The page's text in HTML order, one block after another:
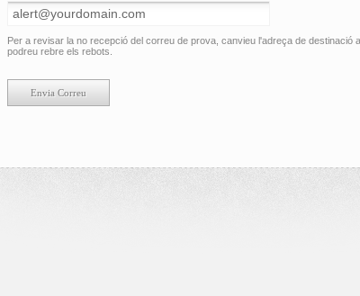
Per a revisar la no recepció del correu de prova, canvieu l'adreça de
podreu rebre els rebots.